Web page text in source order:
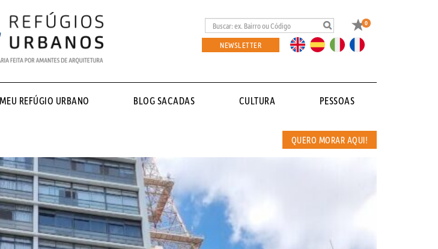
Favoritos
0
NEWSLETTER EN ES IT FR
MEU REFÚGIO URBANO BLOG SACADAS CULTURA PESSOAS
QUERO MORAR AQUI!